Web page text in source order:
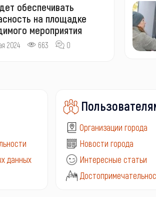
обеспечивать
на площадке
мероприятия
2024 663 0
данных
Организации города
Новости города
Интересные статьи